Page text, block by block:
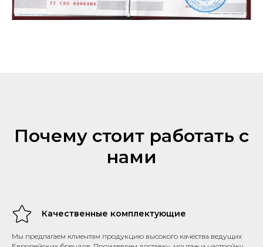
Почему стоит работать с
нами
Качественные комплектующие
Мы предлагаем клиентам продукцию высокого качества ведущих